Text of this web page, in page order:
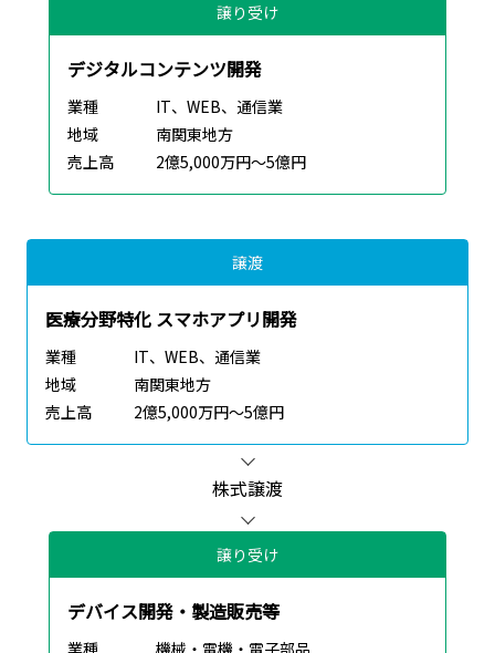
譲り受け
デジタルコンテンツ開発
業種
IT、WEB、通信業
地域
南関東地方
売上高
2億5,000万円～5億円
譲渡
医療分野特化 スマホアプリ開発
業種
IT、WEB、通信業
地域
南関東地方
売上高
2億5,000万円～5億円
株式譲渡
譲り受け
デバイス開発・製造販売等